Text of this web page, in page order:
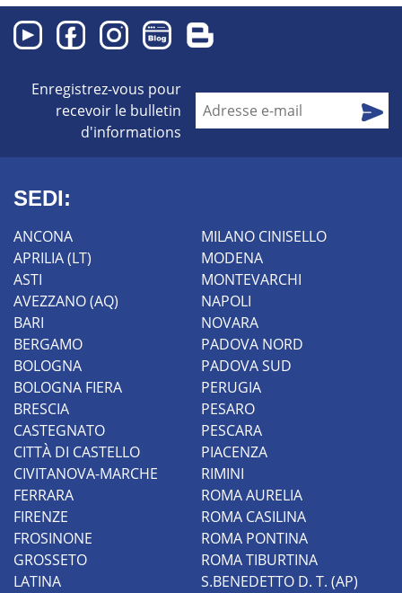
Enregistrez-vous pour
recevoir le bulletin
d'informations
SEDI:
ANCONA
APRILIA (LT)
ASTI
AVEZZANO (AQ)
BARI
BERGAMO
BOLOGNA
BOLOGNA FIERA
BRESCIA
CASTEGNATO
CITTÀ DI CASTELLO
CIVITANOVA-MARCHE
FERRARA
FIRENZE
FROSINONE
GROSSETO
LATINA
MILANO CINISELLO
MODENA
MONTEVARCHI
NAPOLI
NOVARA
PADOVA NORD
PADOVA SUD
PERUGIA
PESARO
PESCARA
PIACENZA
RIMINI
ROMA AURELIA
ROMA CASILINA
ROMA PONTINA
ROMA TIBURTINA
S.BENEDETTO D. T. (AP)